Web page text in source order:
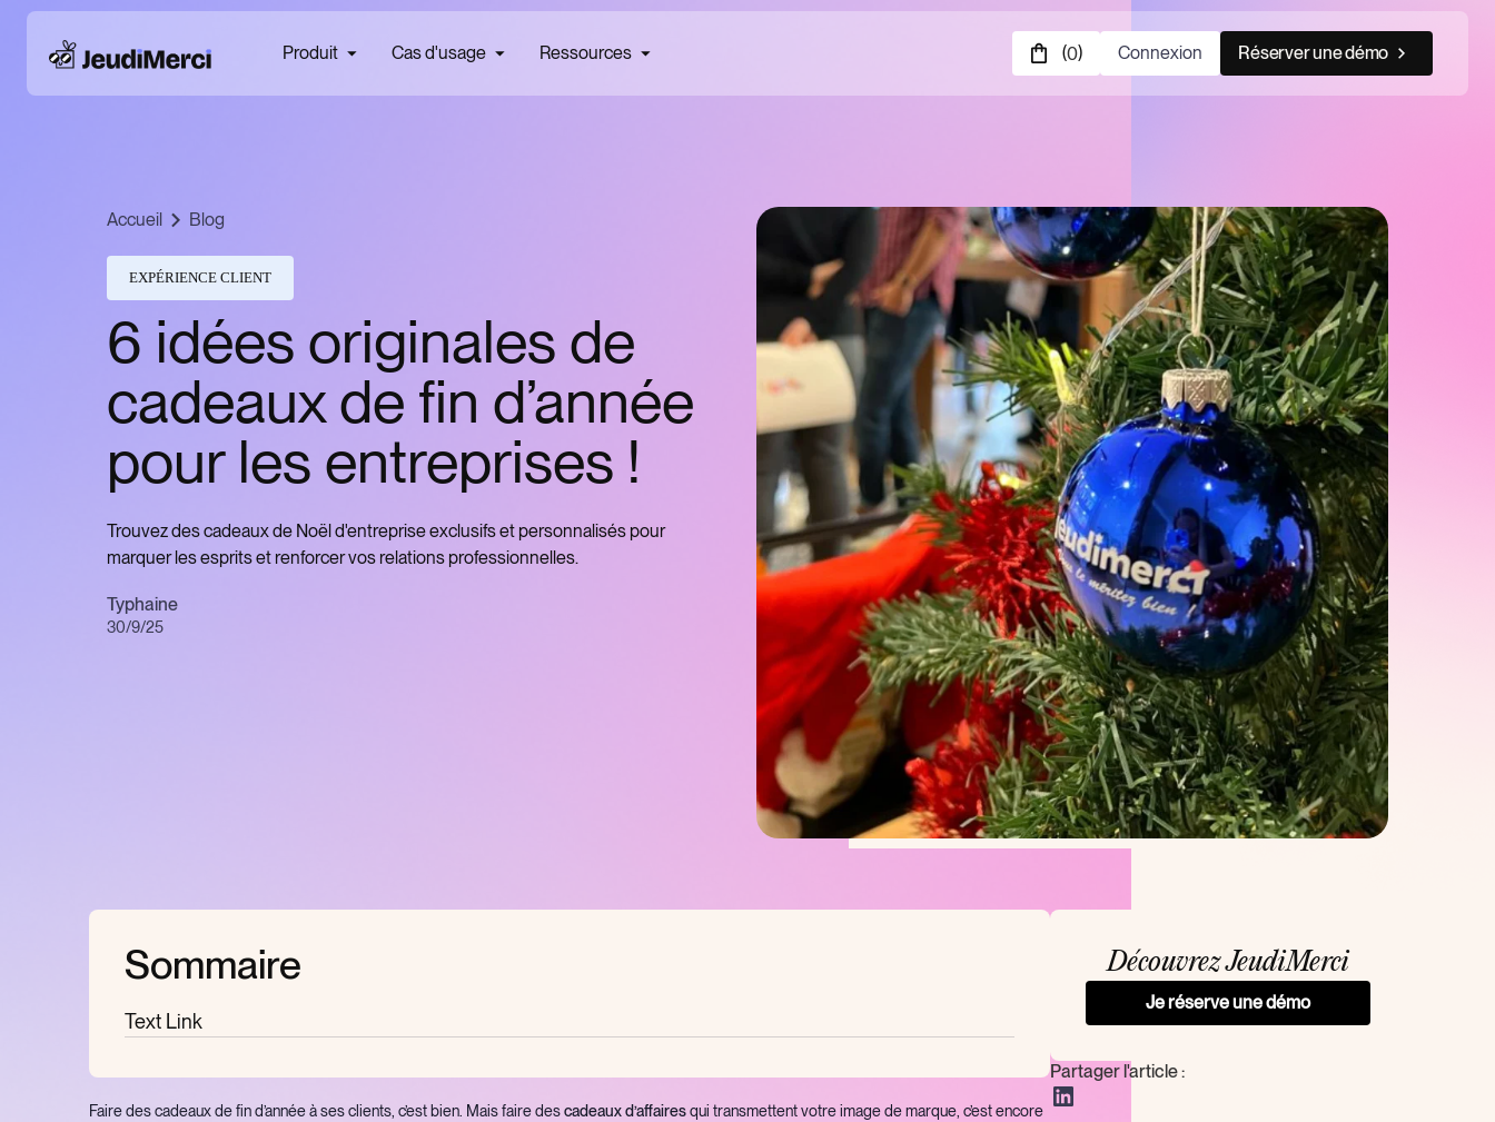
Produit Cas d'usage Ressources (0) Connexion Réserver une démo
Accueil Blog
EXPÉRIENCE CLIENT
6 idées originales de
cadeaux de fin d’année
pour les entreprises !
Trouvez des cadeaux de Noël d'entreprise exclusifs et personnalisés pour
marquer les esprits et renforcer vos relations professionnelles.
Typhaine
30/9/25
Sommaire
Text Link
Faire des cadeaux de fin d’année à ses clients, c’est bien. Mais faire descadeaux d’affairesqui transmettent votre image de marque, c’est encore
Découvrez JeudiMerci
Je réserve une démo
Partager l'article :